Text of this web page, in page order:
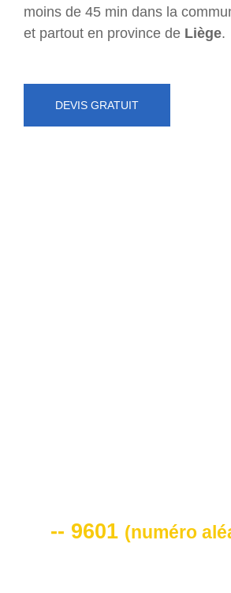
moins de 45 min dans la
et partout en province de Liège.
DEVIS GRATUIT
-- 9601 (numéro